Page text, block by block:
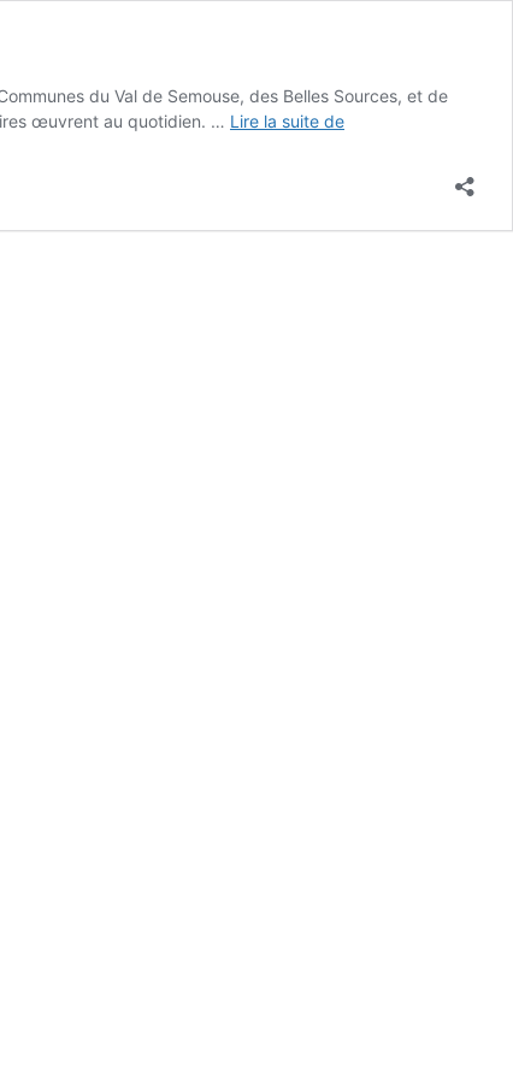
du Val de Semouse, des Belles Sources, et de
œuvrent au quotidien. … Lire la suite deLe